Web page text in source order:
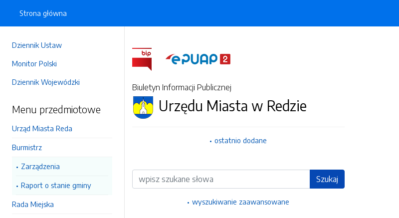
Dziennik Ustaw
Monitor Polski
Dziennik Wojewódzki
Menu przedmiotowe
Urząd Miasta Reda
Burmistrz
Zarządzenia
Raport o stanie gminy
Rada Miejska
Strona główna
Biuletyn Informacji Publicznej
Urzędu Miasta w Redzie
ostatnio dodane
Wyszukiwarka Szukaj
wyszukiwanie zaawansowane